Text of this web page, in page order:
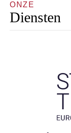
ONZE
Diensten